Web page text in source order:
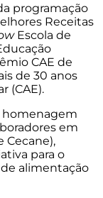
programação
Receitas
Escola de
CAE de
de 30 anos
(CAE).
em
Cecane),
para o
alimentação